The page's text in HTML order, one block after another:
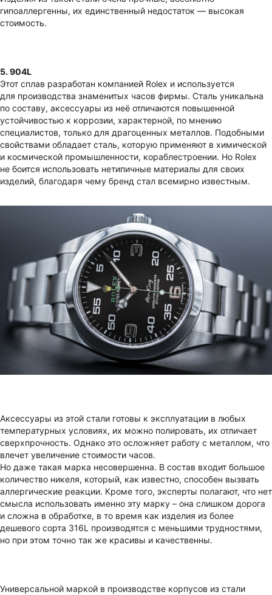
гипоаллергенны, их единственный недостаток — высокая
стоимость.
5. 904L
Этот сплав разработан компанией Rolex и используется
для производства знаменитых часов фирмы. Сталь уникальна
по составу, аксессуары из неё отличаются повышенной
устойчивостью к коррозии, характерной, по мнению
специалистов, только для драгоценных металлов. Подобными
свойствами обладает сталь, которую применяют в химической
и космической промышленности, кораблестроении. Но Rolex
не боится использовать нетипичные материалы для своих
изделий, благодаря чему бренд стал всемирно известным.
Аксессуары из этой стали готовы к эксплуатации в любых
температурных условиях, их можно полировать, их отличает
сверхпрочность. Однако это осложняет работу с металлом, что
влечет увеличение стоимости часов.
Но даже такая марка несовершенна. В состав входит большое
количество никеля, который, как известно, способен вызвать
аллергические реакции. Кроме того, эксперты полагают, что нет
смысла использовать именно эту марку – она слишком дорога
и сложна в обработке, в то время как изделия из более
дешевого сорта 316L производятся с меньшими трудностями,
но при этом точно так же красивы и качественны.
Универсальной маркой в производстве корпусов из стали